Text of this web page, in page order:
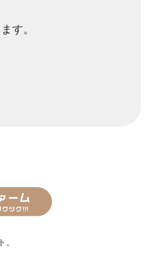
す。
。